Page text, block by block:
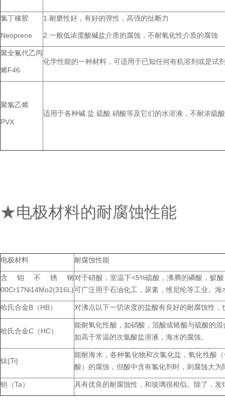
氯丁橡胶
Neoprene
1.耐磨性好，有好的弹性，高强的扯断力
2.一般低浓度酸碱盐介质的腐蚀，不耐氧化性介质的腐蚀
聚全氟代乙丙
烯F46
化学性能的一种材料，可适用于已知任何有机溶剂或是试
聚氯乙烯
PVX
适用于各种碱.盐.硫酸.硝酸等及它们的水溶液，不耐浓硫
★电极材料的耐腐蚀性能
电极材料 耐腐蚀性能
含钼不锈钢
00Cr17Ni14Mo2(316L)
对于硝酸，室温下<5%硫酸，沸腾的磷酸，蚁
可广泛用于石油化工，尿素，维尼纶等工业。
哈氏合金B（HB） 对沸点以下一切浓度的盐酸有良好的耐腐蚀性
哈氏合金C（HC）
能耐氧化性酸，如硝酸，混酸或铬酸与硫酸的
如高于常温的次氩酸盐溶液，海水的腐蚀。
钛(Ti)
能耐海水，各种氯化物和次氯化盐，氧化性酸
酸）的腐蚀，但酸中含有氯化剂时，则腐蚀大为
钽（Ta） 具有优良的耐腐蚀性，和玻璃很相似。除了，